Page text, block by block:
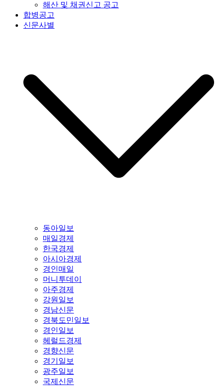
해산 및 채권신고 공고
합병공고
신문사별
동아일보
매일경제
한국경제
아시아경제
경인매일
머니투데이
아주경제
강원일보
경남신문
경북도민일보
경인일보
헤럴드경제
경향신문
경기일보
광주일보
국제신문